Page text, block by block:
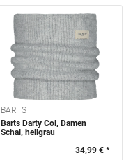
BARTS
Barts Darty Col, Damen
Schal, hellgrau
34,99 € *